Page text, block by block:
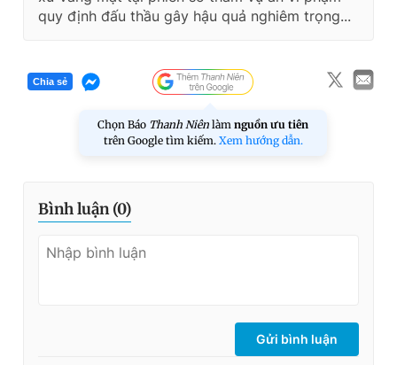
quy định đấu thầu gây hậu quả nghiêm trọng...
Chia sẻ
Chọn Báo Thanh Niên làm nguồn ưu tiên
trên Google tìm kiếm. Xem hướng dẫn.
Bình luận (0)
Gửi bình luận